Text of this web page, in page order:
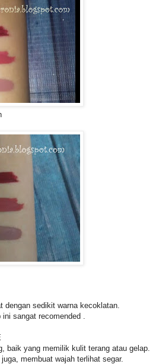
dengan sedikit warna kecoklatan.
sangat recomended .
baik yang memilik kulit terang atau gelap.
membuat wajah terlihat segar.